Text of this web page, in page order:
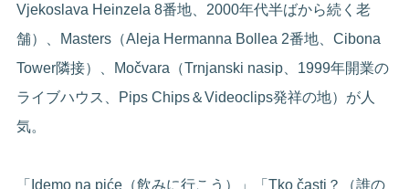
Vjekoslava Heinzela 8番地、2000年代半ばから続く老
舗）、Masters（Aleja Hermanna Bollea 2番地、Cibona
Tower隣接）、Močvara（Trnjanski nasip、1999年開業の
ライブハウス、Pips Chips＆Videoclips発祥の地）が人
気。
「Idemo na piće（飲みに行こう）」「Tko časti？（誰の